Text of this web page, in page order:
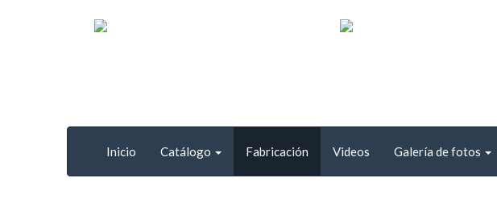
Inicio Catálogo Fabricación Videos Galería de fotos